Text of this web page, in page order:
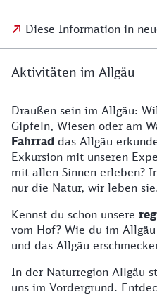
Diese Information in
Aktivitäten im Allgäu
Draußen sein im Allgäu:
Gipfeln, Wiesen oder am
Fahrrad das Allgäu
Exkursion mit unseren
mit allen Sinnen erleben?
nur die Natur, wir leben
Kennst du schon unsere
vom Hof? Wie du im
und das Allgäu
In der Naturregion Allgäu
uns im Vordergrund.